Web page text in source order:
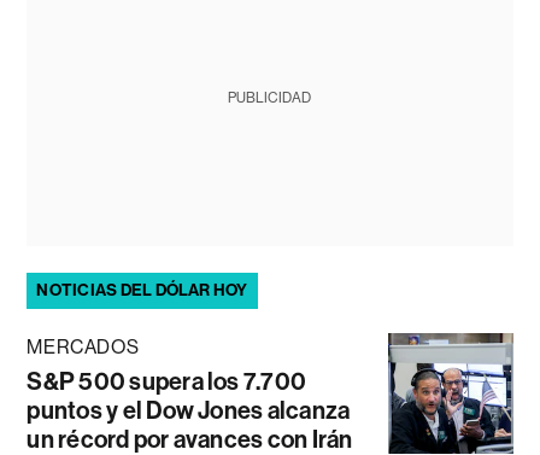
PUBLICIDAD
NOTICIAS DEL DÓLAR HOY
MERCADOS
S&P 500 supera los 7.700
puntos y el Dow Jones alcanza
un récord por avances con Irán